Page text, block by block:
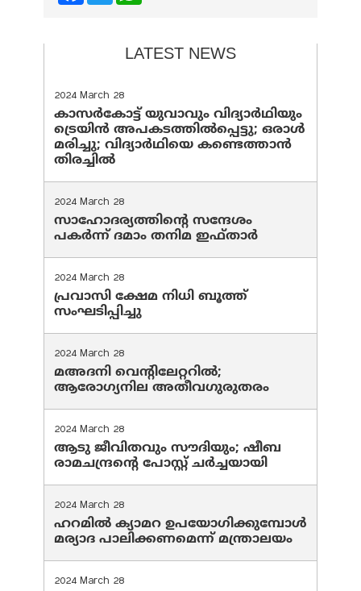
LATEST NEWS
2024 March 28
കാസർകോട്ട് യുവാവും വിദ്യാർഥിയും
ട്രെയിൻ അപകടത്തിൽപ്പെട്ടു; ഒരാൾ
മരിച്ചു; വിദ്യാർഥിയെ കണ്ടെത്താൻ
തിരച്ചിൽ
2024 March 28
സാഹോദര്യത്തിന്റെ സന്ദേശം
പകർന്ന് ദമാം തനിമ ഇഫ്‌താർ
2024 March 28
പ്രവാസി ക്ഷേമ നിധി ബൂത്ത്
സംഘടിപ്പിച്ചു
2024 March 28
മഅദനി വെന്റിലേറ്ററിൽ;
ആരോഗ്യനില അതീവഗുരുതരം
2024 March 28
ആടു ജീവിതവും സൗദിയും; ഷീബ
രാമചന്ദ്രന്റെ പോസ്റ്റ് ചര്‍ച്ചയായി
2024 March 28
ഹറമില്‍ ക്യാമറ ഉപയോഗിക്കുമ്പോള്‍
മര്യാദ പാലിക്കണമെന്ന് മന്ത്രാലയം
2024 March 28